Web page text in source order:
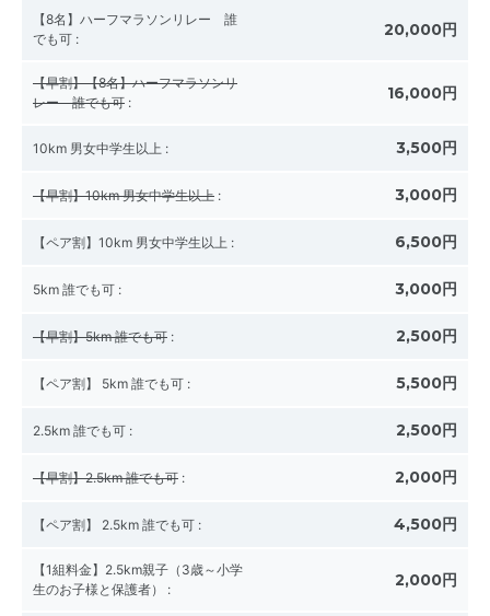
【8名】ハーフマラソンリレー 誰
でも可 : 20,000円
【早割】【8名】ハーフマラソンリ
レー 誰でも可 : 16,000円
10km 男女中学生以上 : 3,500円
【早割】10km 男女中学生以上 : 3,000円
【ペア割】10km 男女中学生以上 : 6,500円
5km 誰でも可 : 3,000円
【早割】5km 誰でも可 : 2,500円
【ペア割】 5km 誰でも可 : 5,500円
2.5km 誰でも可 : 2,500円
【早割】2.5km 誰でも可 : 2,000円
【ペア割】 2.5km 誰でも可 : 4,500円
【1組料金】2.5km親子（3歳～小学
生のお子様と保護者） : 2,000円